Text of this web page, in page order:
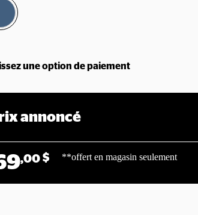
une option de paiement
annoncé
,00 $ **offert en magasin seulement